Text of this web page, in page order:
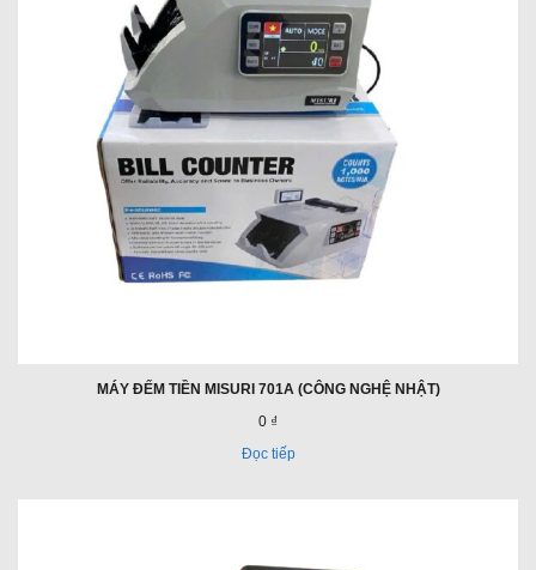
MÁY ĐẾM TIỀN MISURI 701A (CÔNG NGHỆ NHẬT)
0 ₫
Đọc tiếp